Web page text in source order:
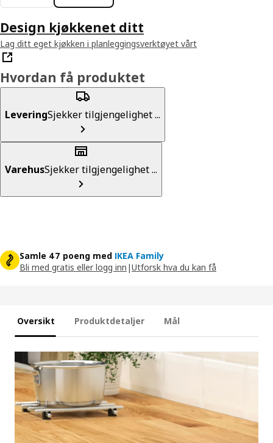
Design kjøkkenet ditt
Lag ditt eget kjøkken i planleggingsverktøyet vårt
Hvordan få produktet
LeveringSjekker tilgjengelighet ...
VarehusSjekker tilgjengelighet ...
Samle 47 poeng med IKEA Family
Bli med gratis eller logg inn |Utforsk hva du kan få
Oversikt Produktdetaljer Mål